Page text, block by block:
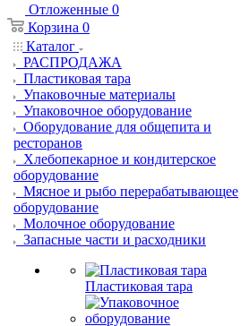
Отложенные 0
Корзина 0
Каталог
РАСПРОДАЖА
Пластиковая тара
Упаковочные материалы
Упаковочное оборудование
Оборудование для общепита и
ресторанов
Хлебопекарное и кондитерское
оборудование
Мясное и рыбо перерабатывающее
оборудование
Молочное оборудование
Запасные части и расходники
Пластиковая тара